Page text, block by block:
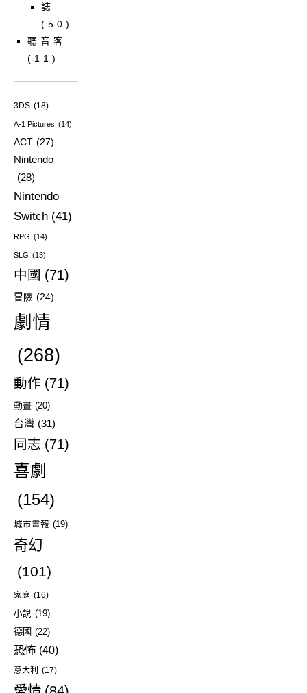
誌
(50)
聽音客
(11)
3DS (18)
A-1 Pictures (14)
ACT (27)
Nintendo
(28)
Nintendo
Switch (41)
RPG (14)
SLG (13)
中國 (71)
冒險 (24)
劇情
(268)
動作 (71)
動畫 (20)
台灣 (31)
同志 (71)
喜劇
(154)
城市畫報 (19)
奇幻
(101)
家庭 (16)
小說 (19)
德國 (22)
恐怖 (40)
意大利 (17)